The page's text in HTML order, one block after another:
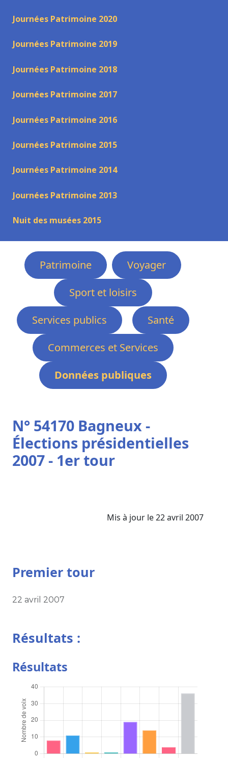
Journées Patrimoine 2020
Journées Patrimoine 2019
Journées Patrimoine 2018
Journées Patrimoine 2017
Journées Patrimoine 2016
Journées Patrimoine 2015
Journées Patrimoine 2014
Journées Patrimoine 2013
Nuit des musées 2015
Patrimoine
Voyager
Sport et loisirs
Services publics
Santé
Commerces et Services
Données publiques
N° 54170 Bagneux -
Élections présidentielles
2007 - 1er tour
Mis à jour le 22 avril 2007
Premier tour
22 avril 2007
Résultats :
Résultats